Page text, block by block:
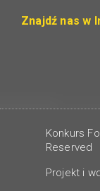
Znajdź nas w
Konkurs
Reserved
Projekt i